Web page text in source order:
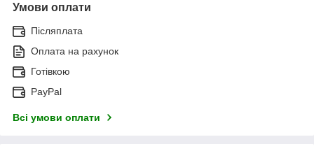
Умови оплати
Післяплата
Оплата на рахунок
Готівкою
PayPal
Всі умови оплати